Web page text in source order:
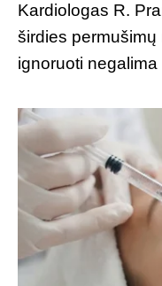
Kardiologas R.
širdies
ignoruoti negalima